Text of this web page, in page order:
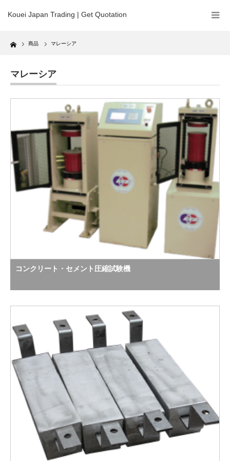
Kouei Japan Trading | Get Quotation
Home 商品 マレーシア
マレーシア
コンクリート・セメント圧縮試験機